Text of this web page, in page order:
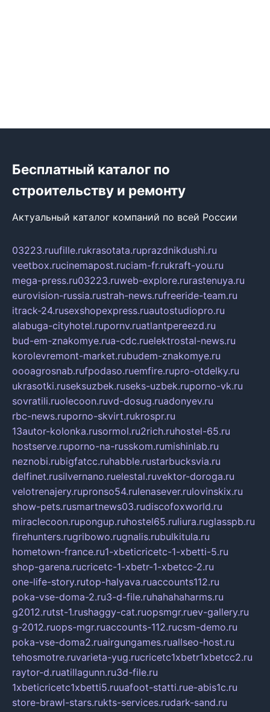
Бесплатный каталог по
строительству и ремонту
Актуальный каталог компаний по всей России
03223.ruufille.rukrasotata.ruprazdnikdushi.ru
veetbox.rucinemapost.ruciam-fr.rukraft-you.ru
mega-press.ru03223.ruweb-explore.rurastenuya.ru
eurovision-russia.rustrah-news.rufreeride-team.ru
itrack-24.rusexshopexpress.ruautostudiopro.ru
alabuga-cityhotel.rupornv.ruatlantpereezd.ru
bud-em-znakomye.rua-cdc.ruelektrostal-news.ru
korolevremont-market.rubudem-znakomye.ru
oooagrosnab.rufpodaso.ruemfire.rupro-otdelky.ru
ukrasotki.ruseksuzbek.ruseks-uzbek.ruporno-vk.ru
sovratili.ruolecoon.ruvd-dosug.ruadonyev.ru
rbc-news.ruporno-skvirt.rukrospr.ru
13autor-kolonka.rusormol.ru2rich.ruhostel-65.ru
hostserve.ruporno-na-russkom.rumishinlab.ru
neznobi.rubigfatcc.ruhabble.rustarbucksvia.ru
delfinet.rusilvernano.ruelestal.ruvektor-doroga.ru
velotrenajery.rupronso54.rulenasever.rulovinskix.ru
show-pets.rusmartnews03.rudiscofoxworld.ru
miraclecoon.rupongup.ruhostel65.ruliura.ruglasspb.ru
firehunters.rugribowo.rugnalis.rubulkitula.ru
hometown-france.ru1-xbeticricetc-1-xbetti-5.ru
shop-garena.rucricetc-1-xbetr-1-xbetcc-2.ru
one-life-story.rutop-halyava.ruaccounts112.ru
poka-vse-doma-2.ru3-d-file.ruhahahaharms.ru
g2012.rutst-1.rushaggy-cat.ruopsmgr.ruev-gallery.ru
g-2012.ruops-mgr.ruaccounts-112.rucsm-demo.ru
poka-vse-doma2.ruairgungames.ruallseo-host.ru
tehosmotre.ruvarieta-yug.rucricetc1xbetr1xbetcc2.ru
raytor-d.ruatillagunn.ru3d-file.ru
1xbeticricetc1xbetti5.ruuafoot-statti.rue-abis1c.ru
store-brawl-stars.rukts-services.rudark-sand.ru